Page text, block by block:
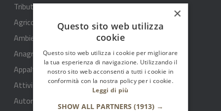
Tributi, finanze e contravvenzioni
Agricoltura
Ambiente
Anagrafe e stato civile
Appalti pubblici
Attività produttive e commercio
Autorizzazioni
×
Questo sito web utilizza
cookie
Questo sito web utilizza i cookie per migliorare
la tua esperienza di navigazione. Utilizzando il
nostro sito web acconsenti a tutti i cookie in
conformità con la nostra policy per i cookie.
Leggi di più
SHOW ALL PARTNERS (1913) →